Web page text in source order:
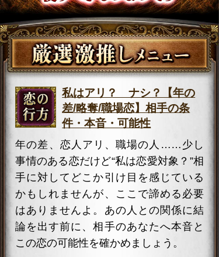
私はアリ？ ナシ？【年の
差/略奪/職場恋】相手の条
件・本音・可能性
年の差、恋人アリ、職場の人……少し
事情のある恋だけど“私は恋愛対象？”相
手に対してどこか引け目を感じている
かもしれませんが、ここで諦める必要
はありませんよ。あの人との関係に結
論を出す前に、相手のあなたへ本音と
この恋の可能性を確かめましょう。